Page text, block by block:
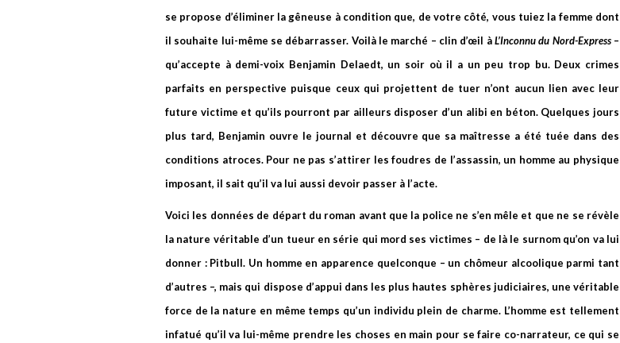
se propose d’éliminer la gêneuse à condition que, de votre côté, vous tuiez la femme dont
il souhaite lui-même se débarrasser. Voilà le marché – clin d’œil à L’Inconnu du Nord-Express –
qu’accepte à demi-voix Benjamin Delaedt, un soir où il a un peu trop bu. Deux crimes
parfaits en perspective puisque ceux qui projettent de tuer n’ont aucun lien avec leur
future victime et qu’ils pourront par ailleurs disposer d’un alibi en béton. Quelques jours
plus tard, Benjamin ouvre le journal et découvre que sa maîtresse a été tuée dans des
conditions atroces. Pour ne pas s’attirer les foudres de l’assassin, un homme au physique
imposant, il sait qu’il va lui aussi devoir passer à l’acte.
Voici les données de départ du roman avant que la police ne s’en mêle et que ne se révèle
la nature véritable d’un tueur en série qui mord ses victimes – de là le surnom qu’on va lui
donner : Pitbull. Un homme en apparence quelconque – un chômeur alcoolique parmi tant
d’autres –, mais qui dispose d’appui dans les plus hautes sphères judiciaires, une véritable
force de la nature en même temps qu’un individu plein de charme. L’homme est tellement
infatué qu’il va lui-même prendre les choses en main pour se faire co-narrateur, ce qui se